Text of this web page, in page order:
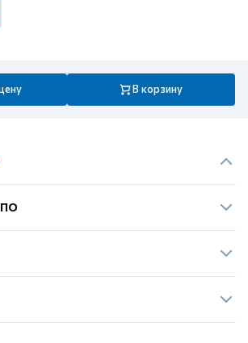
В корзину